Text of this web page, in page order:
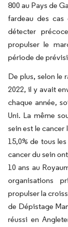
800 au Pays de
fardeau des cas
détecter
propulser le
période de
De plus, selon le
2022, il y avait
chaque année,
Uni. La même
sein est le cancer
15,0% de tous
cancer du sein
10 ans au
organisations
propulser la
de Dépistage
réussi en